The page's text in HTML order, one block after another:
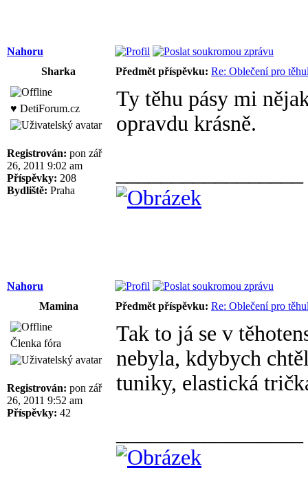
Nahoru
Sharka
Předmět příspěvku: Re: Oblečení pro
♥ DetiForum.cz
Registrován: pon zář
26, 2011 9:02 am
Příspěvky: 208
Bydliště: Praha
Ty těhu pásy mi
opravdu krásně.
Nahoru
Mamina
Předmět příspěvku: Re: Oblečení pro
Členka fóra
Registrován: pon zář
26, 2011 9:52 am
Příspěvky: 42
Tak to já se v
nebyla, kdybych
tuniky, elastická